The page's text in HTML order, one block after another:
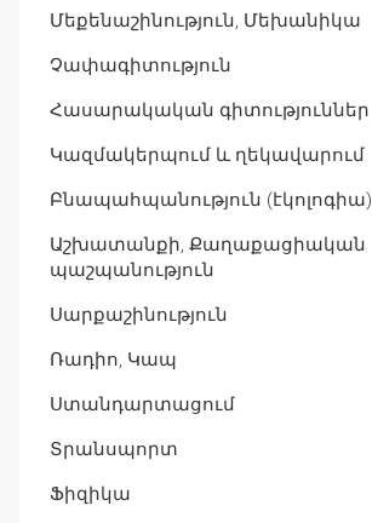
Մեքենաշինություն, Մեխանիկա
Չափագիտություն
Հասարակական գիտություններ
Կազմակերպում և ղեկավարում
Բնապահպանություն (էկոլոգիա)
Աշխատանքի, Քաղաքացիական
պաշպանություն
Սարքաշինություն
Ռադիո, Կապ
Ստանդարտացում
Տրանսպորտ
Ֆիզիկա